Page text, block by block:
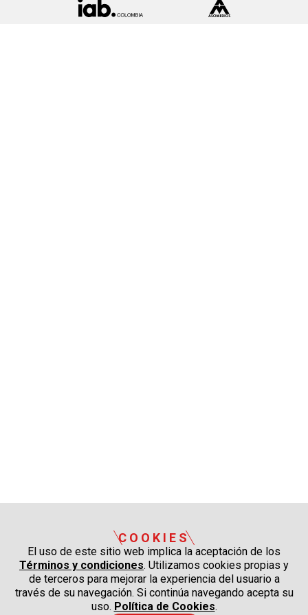
COOKIES
El uso de este sitio web implica la aceptación de los
Términos y condiciones. Utilizamos cookies propias y
de terceros para mejorar la experiencia del usuario a
través de su navegación. Si continúa navegando acepta su
uso. Política de Cookies.